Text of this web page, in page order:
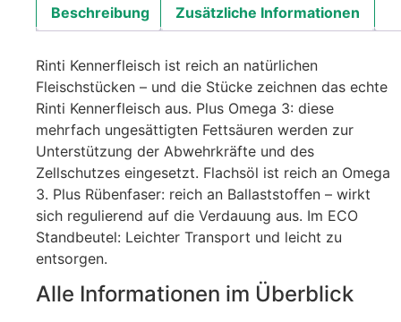
Beschreibung Zusätzliche Informationen
Rinti Kennerfleisch ist reich an natürlichen
Fleischstücken – und die Stücke zeichnen das echte
Rinti Kennerfleisch aus. Plus Omega 3: diese
mehrfach ungesättigten Fettsäuren werden zur
Unterstützung der Abwehrkräfte und des
Zellschutzes eingesetzt. Flachsöl ist reich an Omega
3. Plus Rübenfaser: reich an Ballaststoffen – wirkt
sich regulierend auf die Verdauung aus. Im ECO
Standbeutel: Leichter Transport und leicht zu
entsorgen.
Alle Informationen im Überblick